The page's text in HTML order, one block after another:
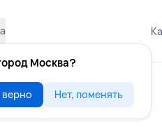
Москва?
Нет, поменять